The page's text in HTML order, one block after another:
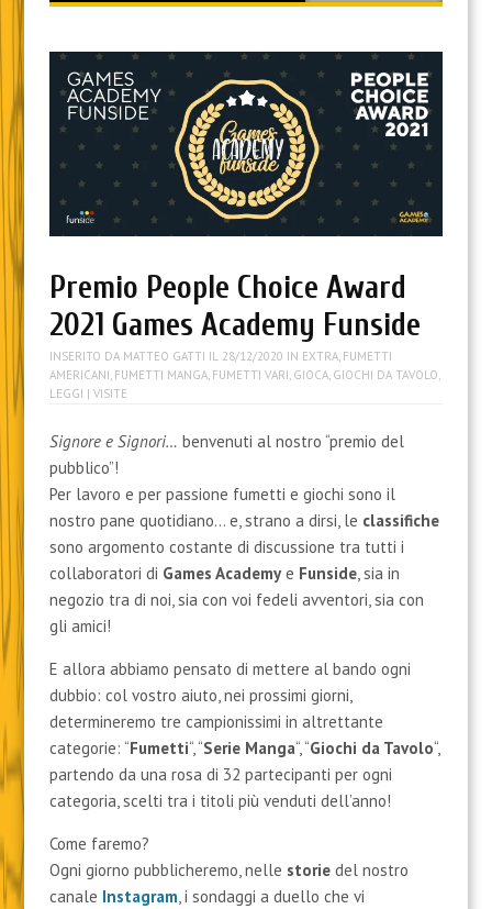
content
Premio People Choice Award
2021 Games Academy Funside
INSERITO DA MATTEO GATTI IL 28/12/2020 IN EXTRA, FUMETTI
AMERICANI FUMETTI MANGA, FUMETTI VARI GIOCA, GIOCHI DA TAVOLO
LEGGI | VISITE
Signore e Signori… benvenuti al nostro “premio del
pubblico”!
Per lavoro e per passione fumetti e giochi sono il
nostro pane quotidiano… e, strano a dirsi, le classifiche
sono argomento costante di discussione tra tutti i
collaboratori di Games Academye Funside, sia in
negozio tra di noi, sia con voi fedeli avventori, sia con
gli amici!
E allora abbiamo pensato di mettere al bando ogni
dubbio: col vostro aiuto, nei prossimi giorni,
determineremo tre campionissimi in altrettante
categorie: “Fumetti“, “Serie Manga“, “Giochi da Tavolo“,
partendo da una rosa di 32 partecipanti per ogni
categoria, scelti tra i titoli più venduti dell’anno!
Come faremo?
Ogni giorno pubblicheremo, nelle storiedel nostro
canale Instagram, i sondaggi a duello che vi